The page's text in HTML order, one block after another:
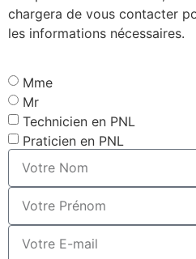
chargera de vous contacter
les informations nécessaires.
Mme
Mr
Technicien en PNL
Praticien en PNL